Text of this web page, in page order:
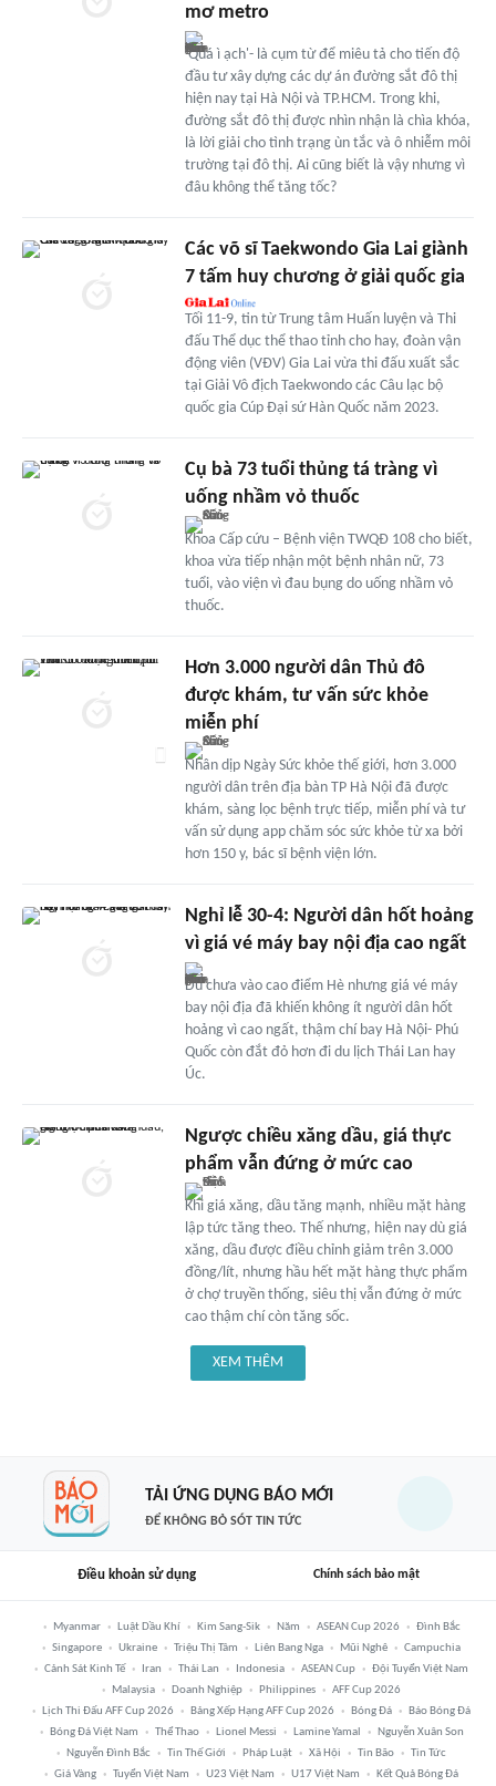
mơ metro
'Quá ì ạch'- là cụm từ để miêu tả cho tiến độ
đầu tư xây dựng các dự án đường sắt đô thị
hiện nay tại Hà Nội và TP.HCM. Trong khi,
đường sắt đô thị được nhìn nhận là chìa khóa,
là lời giải cho tình trạng ùn tắc và ô nhiễm môi
trường tại đô thị. Ai cũng biết là vậy nhưng vì
đâu không thể tăng tốc?
Các võ sĩ Taekwondo Gia Lai giành
7 tấm huy chương ở giải quốc gia
Tối 11-9, tin từ Trung tâm Huấn luyện và Thi
đấu Thể dục thể thao tỉnh cho hay, đoàn vận
động viên (VĐV) Gia Lai vừa thi đấu xuất sắc
tại Giải Vô địch Taekwondo các Câu lạc bộ
quốc gia Cúp Đại sứ Hàn Quốc năm 2023.
Cụ bà 73 tuổi thủng tá tràng vì
uống nhầm vỏ thuốc
Khoa Cấp cứu – Bệnh viện TWQĐ 108 cho biết,
khoa vừa tiếp nhận một bệnh nhân nữ, 73
tuổi, vào viện vì đau bụng do uống nhầm vỏ
thuốc.
Hơn 3.000 người dân Thủ đô
được khám, tư vấn sức khỏe
miễn phí
Nhân dịp Ngày Sức khỏe thế giới, hơn 3.000
người dân trên địa bàn TP Hà Nội đã được
khám, sàng lọc bệnh trực tiếp, miễn phí và tư
vấn sử dụng app chăm sóc sức khỏe từ xa bởi
hơn 150 y, bác sĩ bệnh viện lớn.
Nghỉ lễ 30-4: Người dân hốt hoảng
vì giá vé máy bay nội địa cao ngất
Dù chưa vào cao điểm Hè nhưng giá vé máy
bay nội địa đã khiến không ít người dân hốt
hoảng vì cao ngất, thậm chí bay Hà Nội- Phú
Quốc còn đắt đỏ hơn đi du lịch Thái Lan hay
Úc.
Ngược chiều xăng dầu, giá thực
phẩm vẫn đứng ở mức cao
Khi giá xăng, dầu tăng mạnh, nhiều mặt hàng
lập tức tăng theo. Thế nhưng, hiện nay dù giá
xăng, dầu được điều chỉnh giảm trên 3.000
đồng/lít, nhưng hầu hết mặt hàng thực phẩm
ở chợ truyền thống, siêu thị vẫn đứng ở mức
cao thậm chí còn tăng sốc.
XEM THÊM
TẢI ỨNG DỤNG BÁO MỚI
ĐỂ KHÔNG BỎ SÓT TIN TỨC
Điều khoản sử dụng Chính sách bảo mật
Myanmar Luật Dầu Khí Kim Sang-Sik Năm ASEAN Cup 2026
Đình Bắc
Singapore
Ukraine Triệu Thị Tâm Liên Bang Nga Mũi Nghê
Campuchia
Cảnh Sát Kinh Tế
Iran Thái Lan Indonesia ASEAN Cup
Đội Tuyển Việt Nam
Malaysia
Doanh Nghiệp Philippines
AFF Cup 2026
Lịch Thi Đấu AFF Cup 2026
Bảng Xếp Hạng AFF Cup 2026 Bóng Đá
Báo Bóng Đá
Bóng Đá Việt Nam
Thể Thao Lionel Messi Lamine Yamal
Nguyễn Xuân Son
Nguyễn Đình Bắc
Tin Thế Giới Pháp Luật Xã Hội Tin Bão
Tin Tức
Giá Vàng
Tuyển Việt Nam U23 Việt Nam U17 Việt Nam Kết Quả Bóng Đá